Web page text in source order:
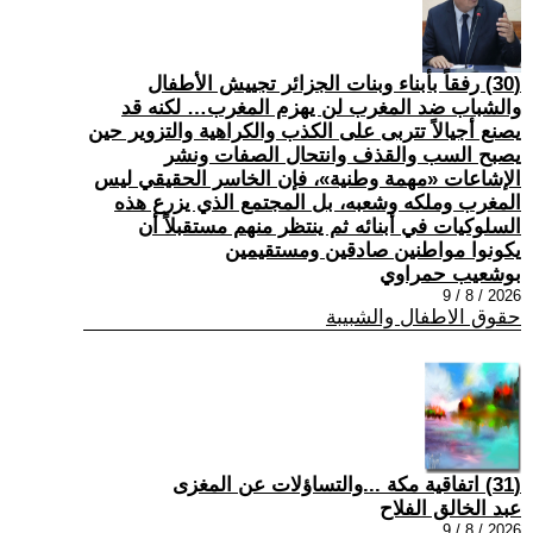
(30) رفقاً بأبناء وبنات الجزائر تجييش الأطفال
والشباب ضد المغرب لن يهزم المغرب… لكنه قد
يصنع أجيالاً تتربى على الكذب والكراهية والتزوير حين
يصبح السب والقذف وانتحال الصفات ونشر
الإشاعات «مهمة وطنية»، فإن الخاسر الحقيقي ليس
المغرب وملكه وشعبه، بل المجتمع الذي يزرع هذه
السلوكيات في أبنائه ثم ينتظر منهم مستقبلاً أن
يكونوا مواطنين صادقين ومستقيمين
بوشعيب حمراوي
2026 / 8 / 9
حقوق الاطفال والشبيبة
(31) اتفاقية مكة ...والتساؤلات عن المغزى
عبد الخالق الفلاح